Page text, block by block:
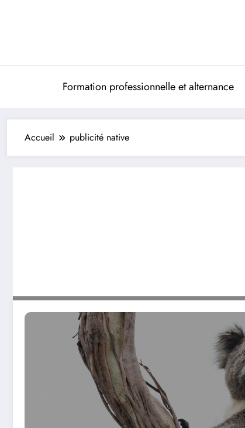
Formation professionnelle et alternance
Accueil publicité native
Formation au native advertising : les clés pour réussir